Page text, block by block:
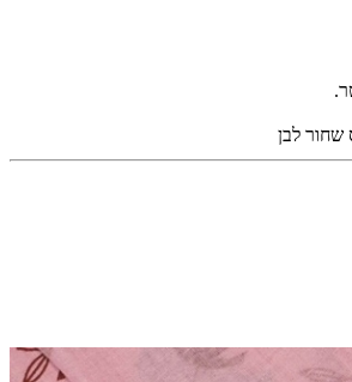
שחור לבן